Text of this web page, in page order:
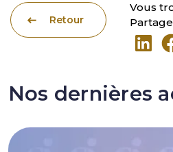
Retour
Vous
Nos dernières